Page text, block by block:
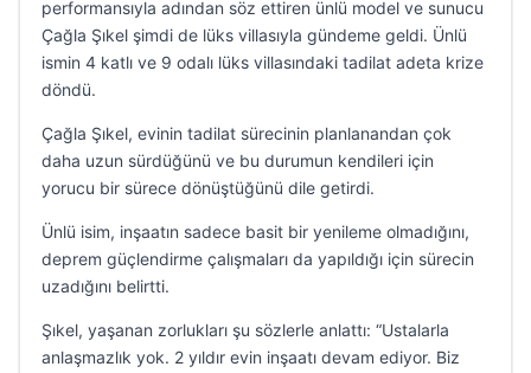
performansıyla adından söz ettiren ünlü model ve sunucu
Çağla Şıkel şimdi de lüks villasıyla gündeme geldi. Ünlü
ismin 4 katlı ve 9 odalı lüks villasındaki tadilat adeta krize
döndü.
Çağla Şıkel, evinin tadilat sürecinin planlanandan çok
daha uzun sürdüğünü ve bu durumun kendileri için
yorucu bir sürece dönüştüğünü dile getirdi.
Ünlü isim, inşaatın sadece basit bir yenileme olmadığını,
deprem güçlendirme çalışmaları da yapıldığı için sürecin
uzadığını belirtti.
Şıkel, yaşanan zorlukları şu sözlerle anlattı: “Ustalarla
anlaşmazlık yok. 2 yıldır evin inşaatı devam ediyor. Biz